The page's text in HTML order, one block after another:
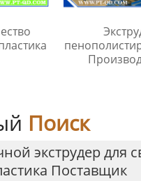
Поиск
экструдер для
Поставщик